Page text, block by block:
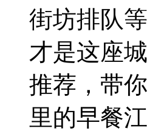
街坊排队
才是这座
推荐，带
里的早餐